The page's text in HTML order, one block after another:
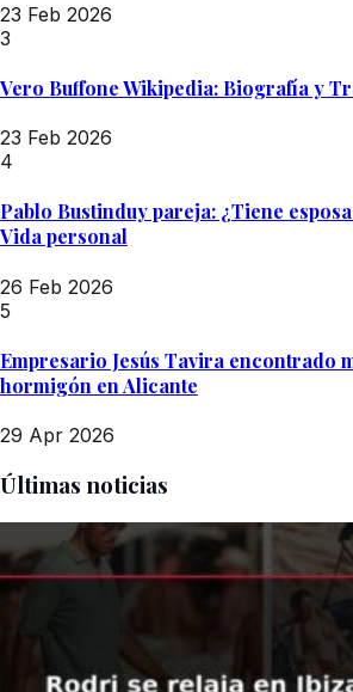
23 Feb 2026
3
Vero Buffone Wikipedia: Biografía y
23 Feb 2026
4
Pablo Bustinduy pareja: ¿Tiene
Vida personal
26 Feb 2026
5
Empresario Jesús Tavira encontrado
hormigón en Alicante
29 Apr 2026
Últimas noticias